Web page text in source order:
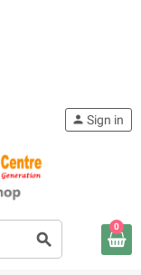
search
person Sign in
0